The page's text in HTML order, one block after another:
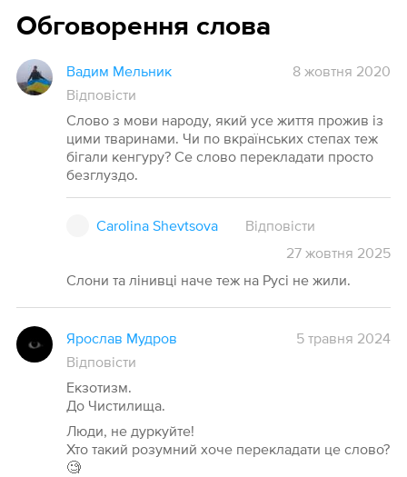
Обговорення слова
Вадим Мельник
8 жовтня 2020
Відповісти
Слово з мови народу, який усе життя прожив із
цими тваринами. Чи по вкраїнських степах теж
бігали кенгуру? Се слово перекладати просто
безглуздо.
Carolina Shevtsova
Відповісти
27жовтня 2025
Слони та лінивці наче теж на Русі не жили.
Ярослав Мудров
5 травня 2024
Відповісти
Екзотизм.
До Чистилища.
Люди, не дуркуйте!
Хто такий розумний хоче перекладати це слово?
🧐